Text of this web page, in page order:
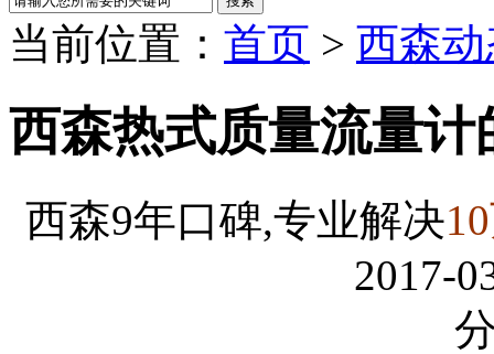
当前位置： 首页 > 西森
西森热式质量流量
西森9年口碑,专业解决
2017-